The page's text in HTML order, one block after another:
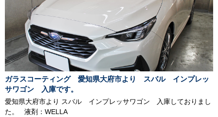
ガラスコーティング 愛知県大府市より スバル インプレッ
サワゴン 入庫です。
愛知県大府市より スバル インプレッサワゴン 入庫しておりまし
た。 液剤：WELLA